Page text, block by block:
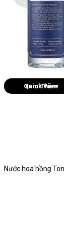
Quick View
Nước hoa hồng